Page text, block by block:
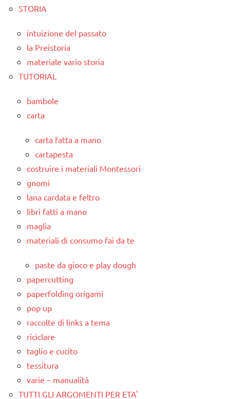
STORIA
intuizione del passato
la Preistoria
materiale vario storia
TUTORIAL
bambole
carta
carta fatta a mano
cartapesta
costruire i materiali Montessori
gnomi
lana cardata e feltro
libri fatti a mano
maglia
materiali di consumo fai da te
paste da gioco e play dough
papercutting
paperfolding origami
pop up
raccolte di links a tema
riciclare
taglio e cucito
tessitura
varie – manualità
TUTTI GLI ARGOMENTI PER ETA'